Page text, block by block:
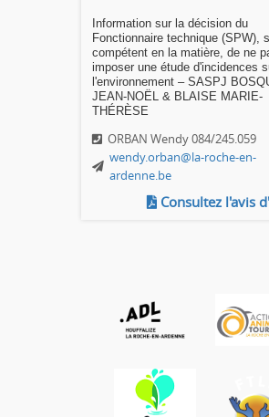
Information sur la décision du
Fonctionnaire technique (SPW),
compétent en la matière, de ne
imposer une étude d'incidences
l'environnement – SASPJ
JEAN-NOËL & BLAISE MARIE-
THÉRÈSE
ORBAN Wendy 084/245.059
wendy.orban@la-roche-en-
ardenne.be
Consultez l'avis